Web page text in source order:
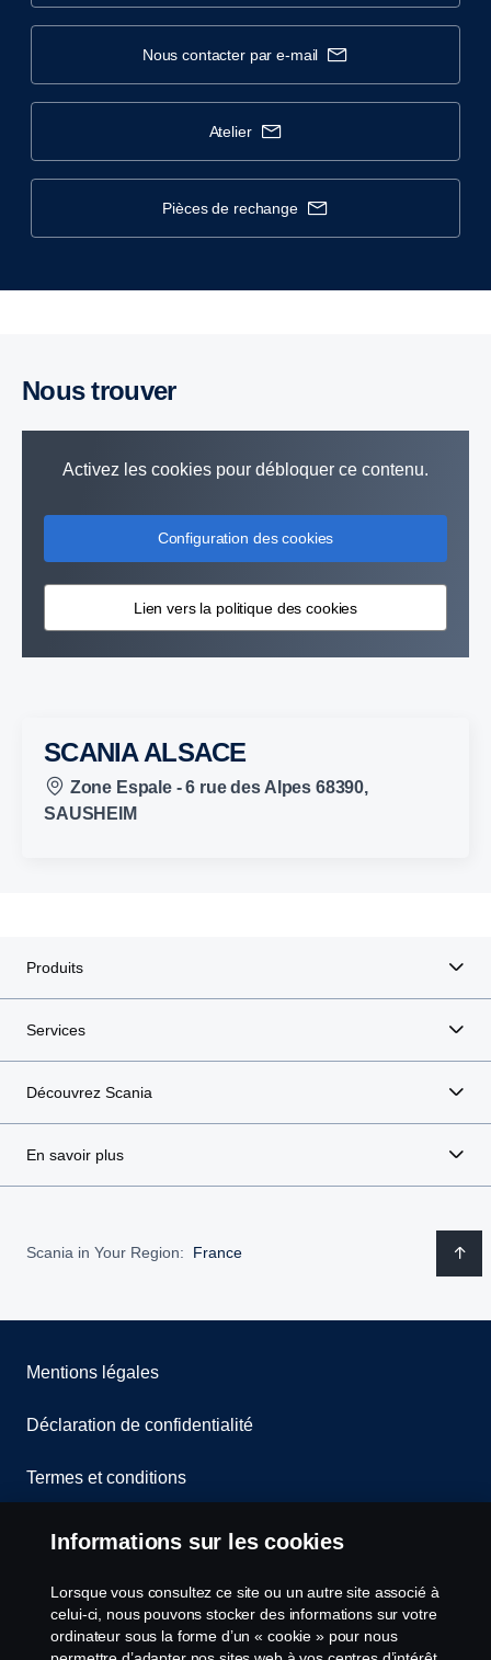
nous contacter par e-mail
atelier
pièces de rechange
Nous trouver
Activez les cookies pour débloquer ce contenu.
Configuration des cookies
Lien vers la politique des cookies
SCANIA ALSACE
Zone Espale - 6 rue des Alpes 68390,
SAUSHEIM
Produits
Services
Découvrez Scania
En savoir plus
Scania in Your Region: France
Mentions légales
Déclaration de confidentialité
Termes et conditions
Contactez-nous
Lanceurs d’alerte
Politique de cookies
Informations sur les cookies
Lorsque vous consultez ce site ou un autre site associé à
celui-ci, nous pouvons stocker des informations sur votre
ordinateur sous la forme d’un « cookie » pour nous